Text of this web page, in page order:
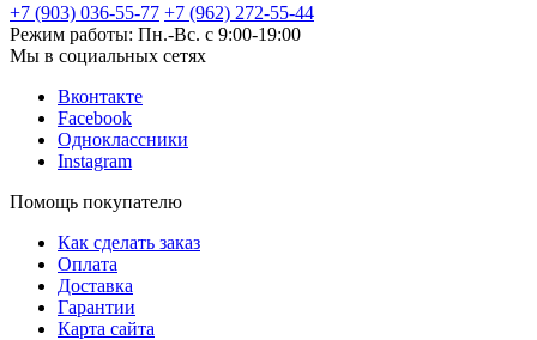
+7 (903) 036-55-77 +7 (962) 272-55-44
Режим работы: Пн.-Вс. с 9:00-19:00
Мы в социальных сетях
Вконтакте
Facebook
Одноклассники
Instagram
Помощь покупателю
Как сделать заказ
Оплата
Доставка
Гарантии
Карта сайта